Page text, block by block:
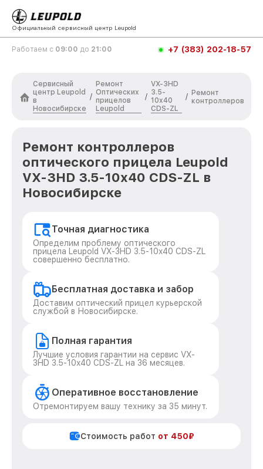
Официальный сервисный центр Leupold
Работаем с 09:00 до 21:00 +7 (383) 202-18-57
Сервисный
центр Leupold
в
Новосибирске
/
Ремонт
Оптических
прицелов
Leupold
/
VX-3HD
3.5-
10x40
CDS-ZL
/ Ремонт
контроллеров
Ремонт контроллеров
оптического прицела Leupold
VX-3HD 3.5-10x40 CDS-ZL в
Новосибирске
Точная диагностика
Определим проблему оптического
прицела Leupold VX-3HD 3.5-10x40 CDS-ZL
совершенно бесплатно.
Бесплатная доставка и забор
Доставим оптический прицел курьерской
службой в Новосибирске.
Полная гарантия
Лучшие условия гарантии на сервис VX-
3HD 3.5-10x40 CDS-ZL на 36 месяцев.
Оперативное восстановление
Отремонтируем вашу технику за 35 минут.
Стоимость работ от 450₽